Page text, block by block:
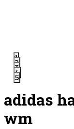
1
2
3
4
5
adidas
wm